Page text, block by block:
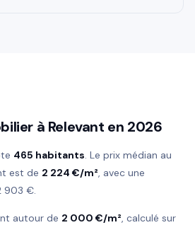
à Relevant en 2026
465 habitants. Le prix médian au
est de 2 224 €/m², avec une
903 €.
autour de 2 000 €/m², calculé sur